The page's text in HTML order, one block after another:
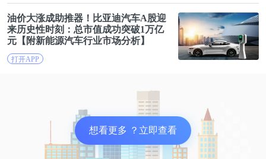
油价大涨成助推器！ 比亚迪汽车A股迎
来历史性时刻：总市值成功突破1万亿
元【附新能源汽车行业市场分析】
打开APP
想看更多 ？立即查看